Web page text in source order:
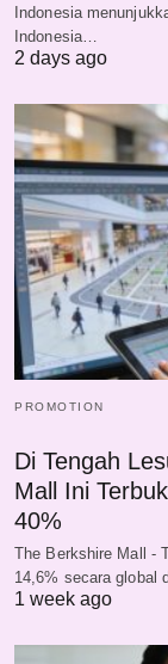
Indonesia
Indonesia…
2 days ago
PROMOTION
Di Tengah
Mall Ini
40%
The Berkshire Mall -
14,6% secara global
1 week ago